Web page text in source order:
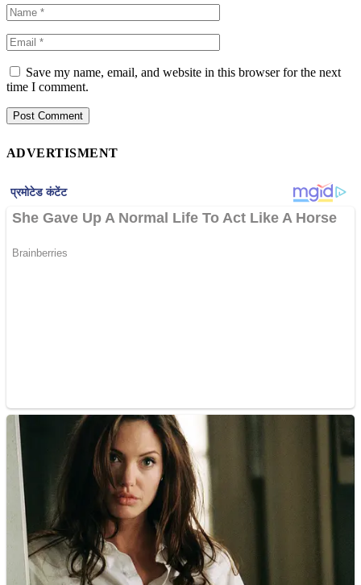
Save my name, email, and website in this browser for the next
time I comment.
ADVERTISMENT